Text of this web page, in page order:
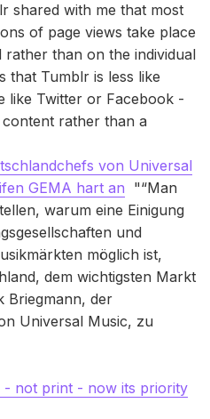
shared with me that most
of page views take place
rather than on the individual
that Tumblr is less like
like Twitter or Facebook -
rather than a
von Universal
GEMA hart an "“Man
warum eine Einigung
und
möglich ist,
dem wichtigsten Markt
Briegmann, der
Universal Music, zu
- not print - now its priority